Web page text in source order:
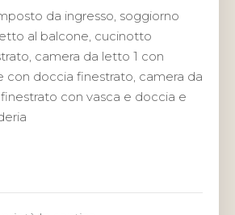
da ingresso, soggiorno
al balcone, cucinotto
camera da letto 1 con
con doccia finestrato, camera da
con vasca e doccia e